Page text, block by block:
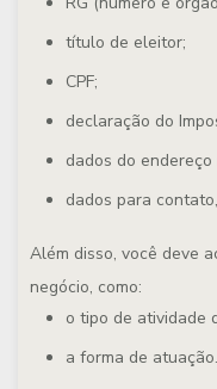
título de eleitor;
CPF;
declaração do
dados do
dados para
Além disso, você deve
negócio, como:
o tipo de atividade
a forma de atuação.